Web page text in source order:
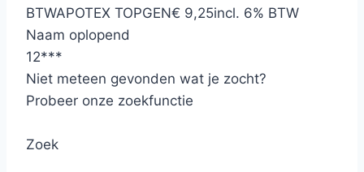
BTWAPOTEX TOPGEN€ 9,25incl. 6% BTW
Naam oplopend
12***
Niet meteen gevonden wat je zocht?
Probeer onze zoekfunctie
Zoek